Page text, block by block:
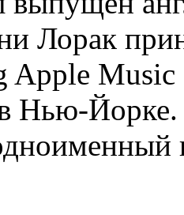
Лорак
Apple
Нью-